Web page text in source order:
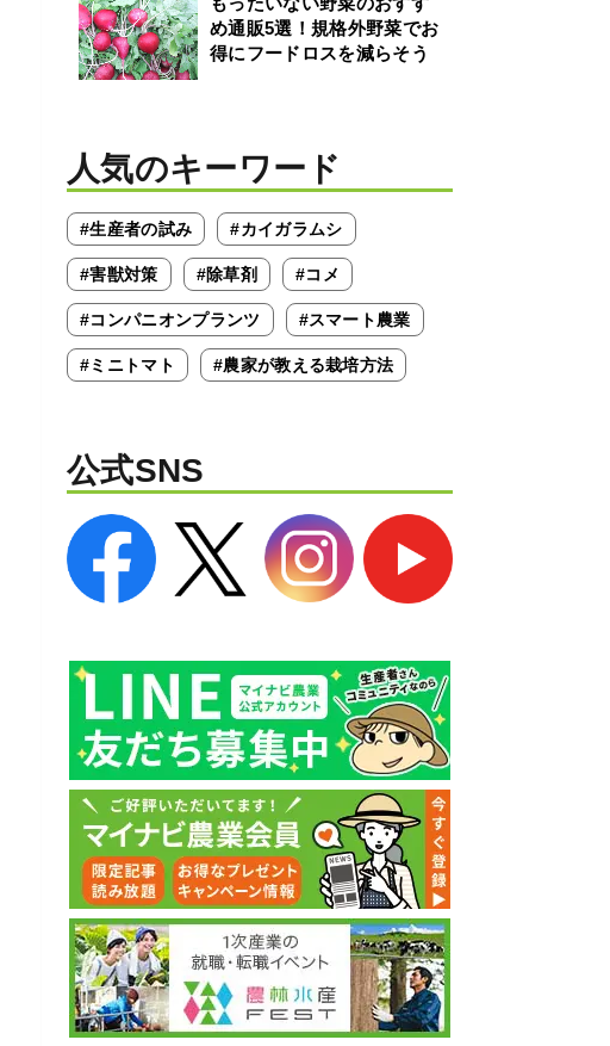
め通販5選！規格外野菜でお
得にフードロスを減らそう
人気のキーワード
#生産者の試み #カイガラムシ
#害獣対策 #除草剤 #コメ
#コンパニオンプランツ #スマート農業
#ミニトマト #農家が教える栽培方法
公式SNS